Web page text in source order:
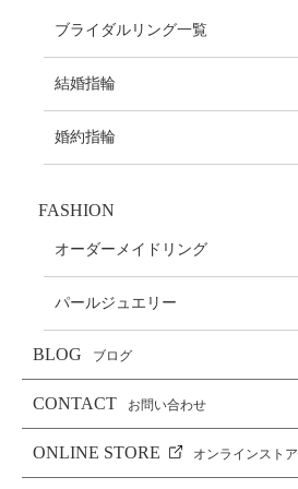
ブライダルリング一覧
結婚指輪
婚約指輪
FASHION
オーダーメイドリング
パールジュエリー
BLOG ブログ
CONTACT お問い合わせ
ONLINE STORE オンラインストア